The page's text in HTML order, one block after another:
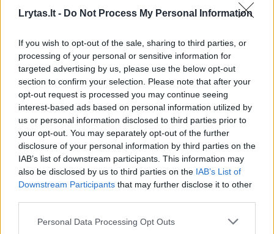
Lrytas.lt - Do Not Process My Personal Information
If you wish to opt-out of the sale, sharing to third parties, or
processing of your personal or sensitive information for
targeted advertising by us, please use the below opt-out
section to confirm your selection. Please note that after your
opt-out request is processed you may continue seeing
interest-based ads based on personal information utilized by
us or personal information disclosed to third parties prior to
your opt-out. You may separately opt-out of the further
disclosure of your personal information by third parties on the
IAB’s list of downstream participants. This information may
also be disclosed by us to third parties on the IAB’s List of
Downstream Participants that may further disclose it to other
Personal Data Processing Opt Outs
Tomas Pačėsas Rimui Kurtinaičiui atkeršyti
neleido: vėl nugalėjo